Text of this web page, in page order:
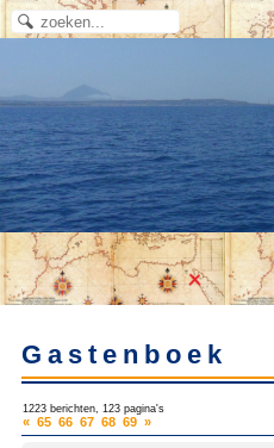
Gastenboek
1223 berichten, 123 pagina's
« 65 66 67 68 69 »